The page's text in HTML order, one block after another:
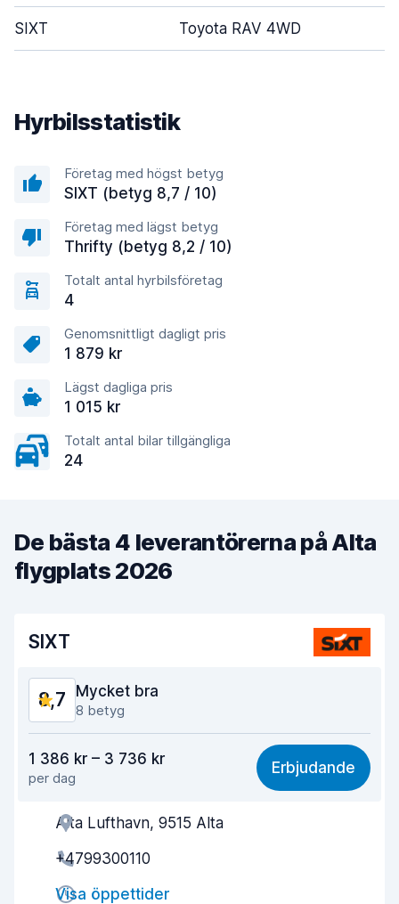
SIXT Toyota RAV 4WD
Hyrbilsstatistik
Företag med högst betyg
SIXT (betyg 8,7 / 10)
Företag med lägst betyg
Thrifty (betyg 8,2 / 10)
Totalt antal hyrbilsföretag
4
Genomsnittligt dagligt pris
1 879 kr
Lägst dagliga pris
1 015 kr
Totalt antal bilar tillgängliga
24
De bästa 4 leverantörerna på Alta
flygplats 2026
SIXT
8,7 Mycket bra
8 betyg
8,2
Lätt att hitta 8,5
Kvalitet på kundservice
Tid spenderad på avhämtning av bilen
1 386 kr – 3 736 kr
per dag
Erbjudande
Alta Lufthavn, 9515 Alta
+4799300110
Visa öppettider